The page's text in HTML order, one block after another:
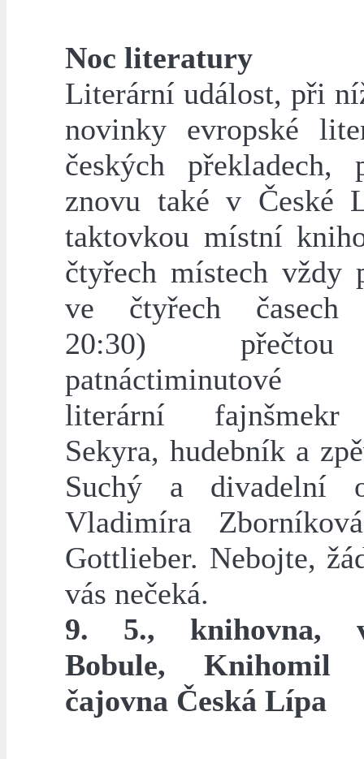
Noc literatury
Literární událost, při
novinky evropské
českých překladech,
znovu také v České
taktovkou místní
čtyřech místech vždy
ve čtyřech časech
20:30)
patnáctiminutové
literární
Sekyra, hudebník a
Suchý a divadelní
Vladimíra
Gottlieber. Nebojte,
vás nečeká.
9. 5., knihovna,
Bobule,
čajovna Česká Lípa